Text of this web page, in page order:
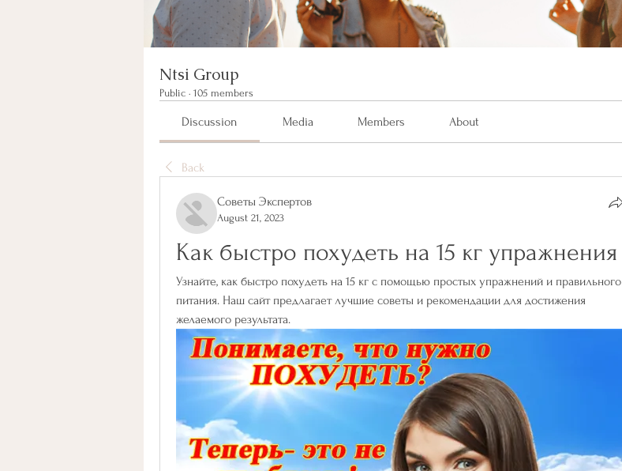
Ntsi Group
Public · 105 members
Discussion Media Members About
Back
Советы Экспертов
August 21, 2023
Как быстро похудеть на 15 кг упражнения
Узнайте, как быстро похудеть на 15 кг с помощью простых упражнений и правильного
питания. Наш сайт предлагает лучшие советы и рекомендации для достижения
желаемого результата.